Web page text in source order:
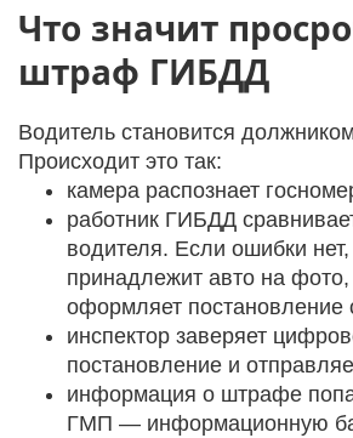
Что значит
штраф ГИБДД
Водитель становится
Происходит это так:
камера распознает
работник ГИБДД
водителя. Если ошибки
принадлежит авто на фото,
оформляет
инспектор заверяет
постановление и
информация о штрафе
ГМП — информационную